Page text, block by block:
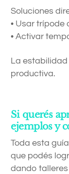
Soluciones
• Usar trípode
• Activar
La estabilidad
productiva.
Si querés
ejemplos y
Toda esta
que podés
dando